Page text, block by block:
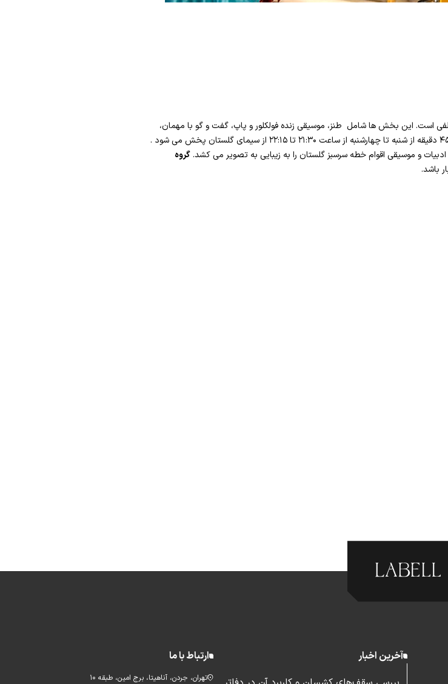
است. این بخش ها شامل طنز، موسیقی زنده فولکلور و پاپ، گفت و گو با مهمان،
گزارش مردمی و همچنین مسابقه و … است. این برنامه به مدت ۴۵ دقیقه از شنبه تا چهارشنبه از ساعت ۲۱:۳۰ تا ۲۲:۱۵ از سیمای گلستان پخش می شود .
و موسیقی اقوام خطه سرسبز گلستان را به زیبایی به تصویر می کشد.گروه
باشد.
آخرین اخبار
ارتباط با ما
تهران، جردن، آناهیتا، برج امین، طبقه ۱۰